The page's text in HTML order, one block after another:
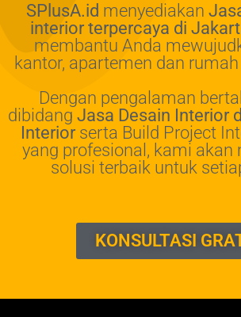
SPlusA.id menyediakan
interior terpercaya di
membantu Anda
kantor, apartemen dan
Dengan pengalaman
dibidang Jasa Desain Interior
Interiorserta Build Project
yang profesional, kami akan
solusi terbaik untuk
KONSULTASI